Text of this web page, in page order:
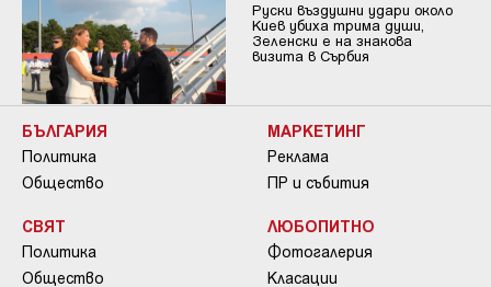
Руски въздушни удари около
Киев убиха трима души,
Зеленски е на знакова
визита в Сърбия
БЪЛГАРИЯ
Политика
Общество
СВЯТ
Политика
Общество
МАРКЕТИНГ
Реклама
ПР и събития
ЛЮБОПИТНО
Фотогалерия
Класации